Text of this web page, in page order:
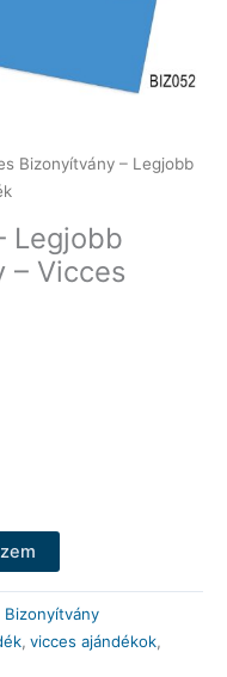
Bizonyítvány – Legjobb
Legjobb
– Vicces
Bizonyítvány
, vicces ajándékok,